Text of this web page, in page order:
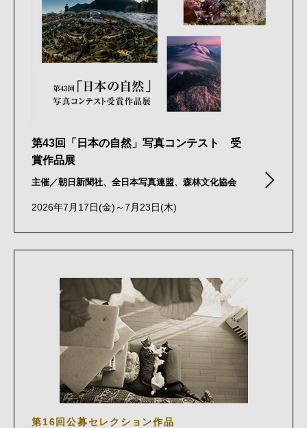
第43回「日本の自然」写真コンテスト 受
賞作品展
主催／朝日新聞社、全日本写真連盟、森林文化協会
2026年7月17日(金)～7月23日(木)
第16回公募セレクション作品